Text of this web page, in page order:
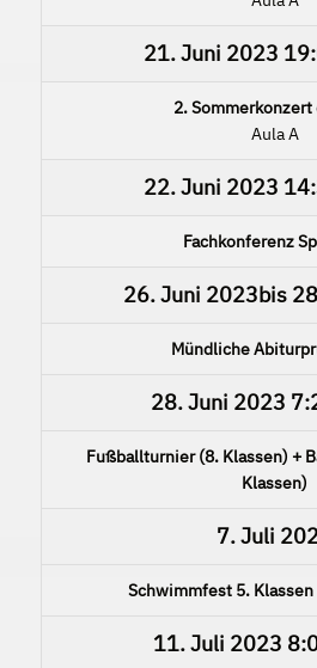
21. Juni 2023
2. Sommerkonzert
Aula A
22. Juni 2023
Fachkonferenz
26. Juni 2023bis
Mündliche
28. Juni 2023
Fußballturnier (8. Klassen) +
Klassen)
7. Juli
Schwimmfest 5.
11. Juli 2023